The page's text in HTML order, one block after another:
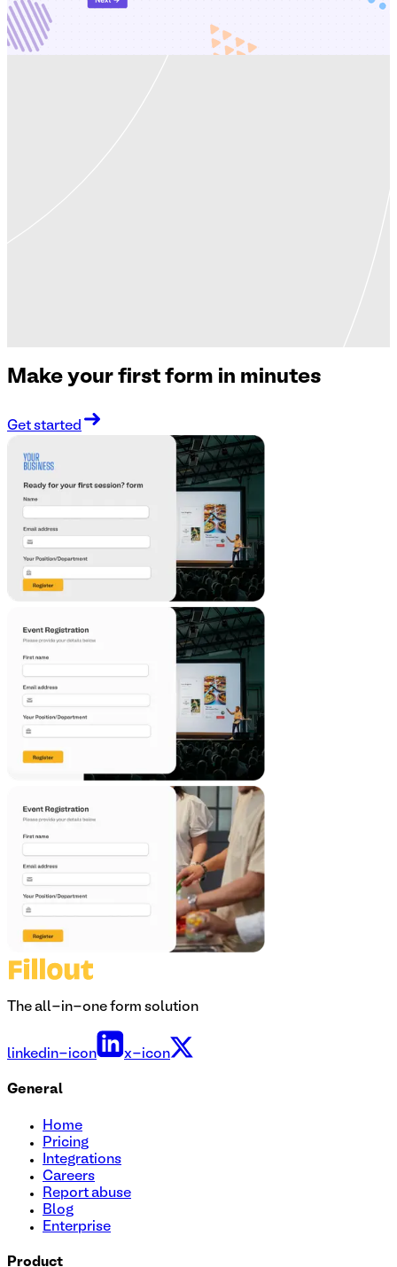
Plantilla de encuesta telefónica
Una encuesta sobre el uso de teléfonos móviles es un
cuestionario que se utiliza para recopilar información sobre
los hábitos y preferencias de un individuo a la hora de
utilizar su teléfono móvil. Utilice esta plantilla gratuita para
recopilar información sobre el uso del teléfono móvil de su
Make your first form in minutes
Get started
The all-in-one form solution
linkedin-icon x-icon
General
Home
Pricing
Integrations
Careers
Report abuse
Blog
Enterprise
Product